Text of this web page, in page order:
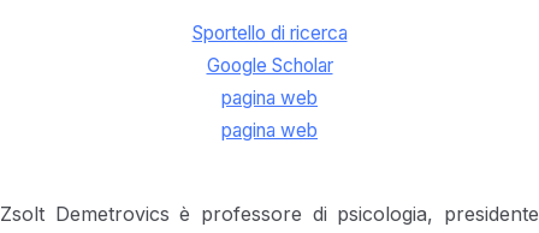
Sportello di ricerca
Google Scholar
pagina web
pagina web
Zsolt Demetrovics è professore di psicologia, presidente